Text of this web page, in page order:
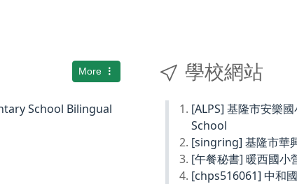
More
School Bilingual
學校網站
[ALPS] 基隆市安樂
School
[singring] 基隆市華
[午餐秘書] 暖西國小
[chps516061] 中和